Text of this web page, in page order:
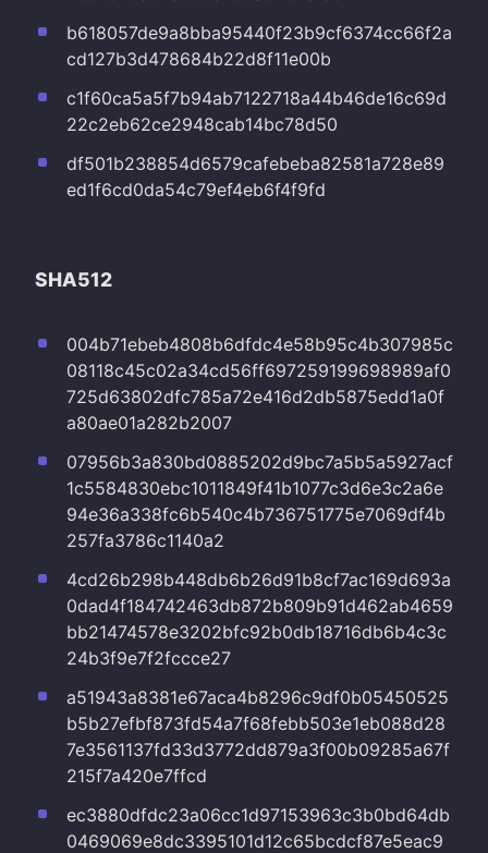
b618057de9a8bba95440f23b9cf6374cc66f2a
cd127b3d478684b22d8f11e00b
c1f60ca5a5f7b94ab7122718a44b46de16c69d
22c2eb62ce2948cab14bc78d50
df501b238854d6579cafebeba82581a728e89
ed1f6cd0da54c79ef4eb6f4f9fd
SHA512
004b71ebeb4808b6dfdc4e58b95c4b307985c
08118c45c02a34cd56ff697259199698989af0
725d63802dfc785a72e416d2db5875edd1a0f
a80ae01a282b2007
07956b3a830bd0885202d9bc7a5b5a5927acf
1c5584830ebc1011849f41b1077c3d6e3c2a6e
94e36a338fc6b540c4b736751775e7069df4b
257fa3786c1140a2
4cd26b298b448db6b26d91b8cf7ac169d693a
0dad4f184742463db872b809b91d462ab4659
bb21474578e3202bfc92b0db18716db6b4c3c
24b3f9e7f2fccce27
a51943a8381e67aca4b8296c9df0b05450525
b5b27efbf873fd54a7f68febb503e1eb088d28
7e3561137fd33d3772dd879a3f00b09285a67f
215f7a420e7ffcd
ec3880dfdc23a06cc1d97153963c3b0bd64db
0469069e8dc3395101d12c65bcdcf87e5eac9